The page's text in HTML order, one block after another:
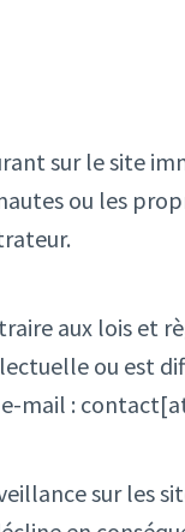
sur le site
ou les
aux lois et
ou est
mail :
sur les